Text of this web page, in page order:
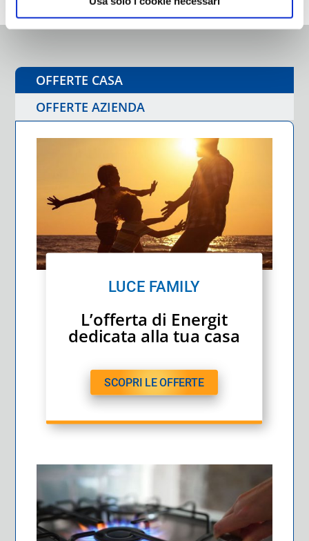
OFFERTE CASA
OFFERTE AZIENDA
LUCE FAMILY
L’offerta di Energit
dedicata alla tua casa
SCOPRI LE OFFERTE